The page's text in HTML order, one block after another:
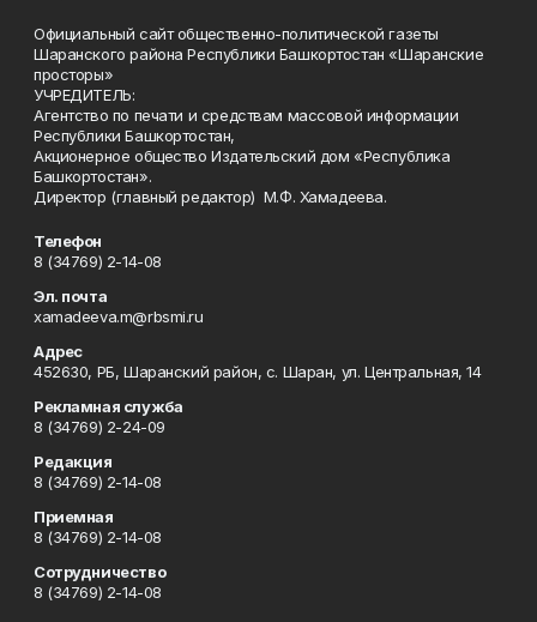
Официальный сайт общественно-политической газеты
Шаранского района Республики Башкортостан «Шаранские
просторы»
УЧРЕДИТЕЛЬ:
Агентство по печати и средствам массовой информации
Республики Башкортостан,
Акционерное общество Издательский дом «Республика
Башкортостан».
Директор (главный редактор) М.Ф. Хамадеева.
Телефон
8 (34769) 2-14-08
Эл. почта
xamadeeva.m@rbsmi.ru
Адрес
452630, РБ, Шаранский район, с. Шаран, ул. Центральная, 14
Рекламная служба
8 (34769) 2-24-09
Редакция
8 (34769) 2-14-08
Приемная
8 (34769) 2-14-08
Сотрудничество
8 (34769) 2-14-08